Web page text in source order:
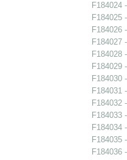
F184024
F184025
F184026
F184027
F184028
F184029
F184030
F184031
F184032
F184033
F184034
F184035
F184036